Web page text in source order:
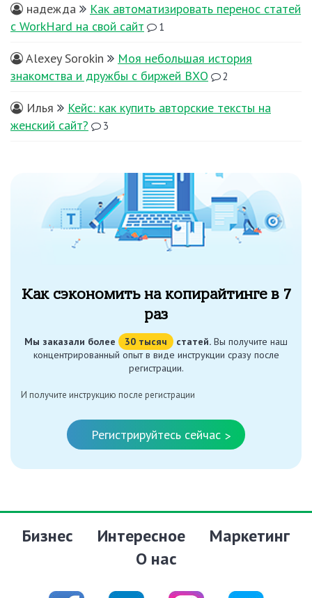
надежда
Как автоматизировать перенос статей
с WorkHard на свой сайт
1
Alexey Sorokin
Моя небольшая история
знакомства и дружбы с биржей ВХО
2
Илья
Кейс: как купить авторские тексты на
женский сайт?
3
Как сэкономить на копирайтинге в 7
раз
Мы заказали более 30 тысяч статей. Вы получите наш
концентрированный опыт в виде инструкции сразу после
регистрации.
И получите инструкцию после регистрации
Регистрируйтесь сейчас >
Бизнес Интересное
Маркетинг
О нас